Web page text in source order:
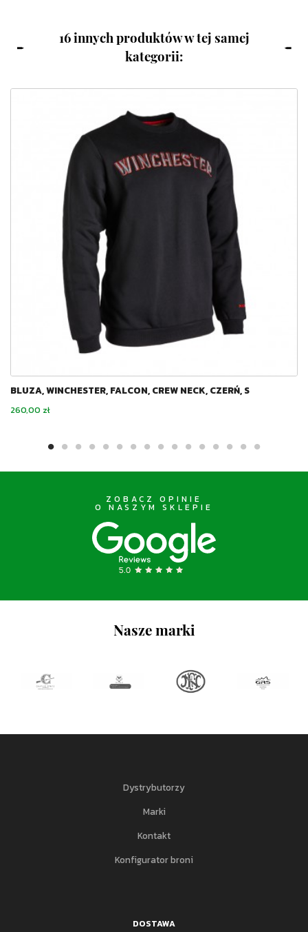
16 innych produktów w tej samej
kategorii:
BLUZA, WINCHESTER, FALCON, CREW NECK, CZERŃ, S
Cena
260,00 zł
ZOBACZ OPINIE
O NASZYM SKLEPIE
Nasze marki
Dystrybutorzy
Marki
Kontakt
Konfigurator broni
DOSTAWA